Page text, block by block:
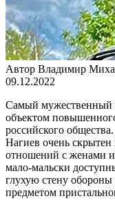
Автор Владимир
09.12.2022
Самый мужественный
объектом
российского
Нагиев очень скрытен
отношений с женами
мало-мальски
глухую стену обороны
предметом